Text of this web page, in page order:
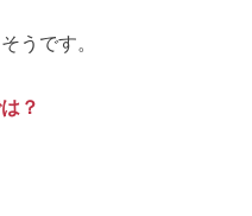
うです。
？